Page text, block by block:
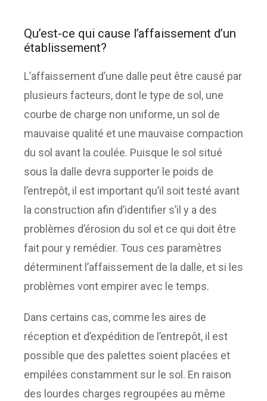
Qu’est-ce qui cause l’affaissement d’un
établissement?
L’affaissement d’une dalle peut être causé par
plusieurs facteurs, dont le type de sol, une
courbe de charge non uniforme, un sol de
mauvaise qualité et une mauvaise compaction
du sol avant la coulée. Puisque le sol situé
sous la dalle devra supporter le poids de
l’entrepôt, il est important qu’il soit testé avant
la construction afin d’identifier s’il y a des
problèmes d’érosion du sol et ce qui doit être
fait pour y remédier. Tous ces paramètres
déterminent l’affaissement de la dalle, et si les
problèmes vont empirer avec le temps.
Dans certains cas, comme les aires de
réception et d’expédition de l’entrepôt, il est
possible que des palettes soient placées et
empilées constamment sur le sol. En raison
des lourdes charges regroupées au même